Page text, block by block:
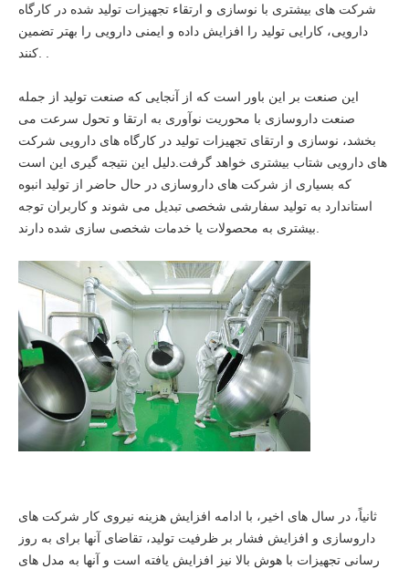
شرکت های بیشتری با نوسازی و ارتقاء تجهیزات تولید شده در کارگاه
دارویی، کارایی تولید را افزایش داده و ایمنی دارویی را بهتر تضمین
این صنعت بر این باور است که از آنجایی که صنعت تولید از جمله
صنعت داروسازی با محوریت نوآوری به ارتقا و تحول سرعت می
بخشد، نوسازی و ارتقای تجهیزات تولید در کارگاه های دارویی شرکت
های دارویی شتاب بیشتری خواهد گرفت.دلیل این نتیجه گیری این است
که بسیاری از شرکت های داروسازی در حال حاضر از تولید انبوه
استاندارد به تولید سفارشی شخصی تبدیل می شوند و کاربران توجه
ثانیاً، در سال های اخیر، با ادامه افزایش هزینه نیروی کار شرکت های
داروسازی و افزایش فشار بر ظرفیت تولید، تقاضای آنها برای به روز
رسانی تجهیزات با هوش بالا نیز افزایش یافته است و آنها به مدل های